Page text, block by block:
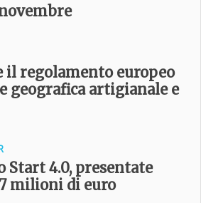
il regolamento europeo
geografica artigianale e
Start 4.0, presentate
milioni di euro